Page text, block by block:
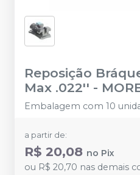
Reposição
Max .022'' -
Embalagem com 10
a partir de:
R$ 20,08 no Pix
ou R$ 20,70 nas demais